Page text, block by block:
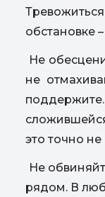
обстановке
Не
не
это точно
Не
рядом. В